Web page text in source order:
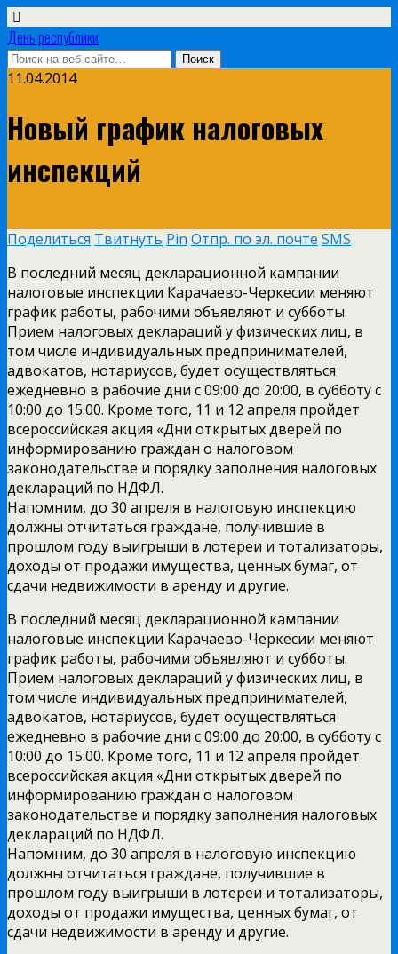
День республики
11.04.2014
Новый график налоговых
инспекций
Поделиться Твитнуть Pin Отпр. по эл. почте SMS
В последний месяц декларационной кампании
налоговые инспекции Карачаево-Черкесии меняют
график работы, рабочими объявляют и субботы.
Прием налоговых деклараций у физических лиц, в
том числе индивидуальных предпринимателей,
адвокатов, нотариусов, будет осуществляться
ежедневно в рабочие дни с 09:00 до 20:00, в субботу с
10:00 до 15:00. Кроме того, 11 и 12 апреля пройдет
всероссийская акция «Дни открытых дверей по
информированию граждан о налоговом
законодательстве и порядку заполнения налоговых
деклараций по НДФЛ.
Напомним, до 30 апреля в налоговую инспекцию
должны отчитаться граждане, получившие в
прошлом году выигрыши в лотереи и тотализаторы,
доходы от продажи имущества, ценных бумаг, от
сдачи недвижимости в аренду и другие.
В последний месяц декларационной кампании
налоговые инспекции Карачаево-Черкесии меняют
график работы, рабочими объявляют и субботы.
Прием налоговых деклараций у физических лиц, в
том числе индивидуальных предпринимателей,
адвокатов, нотариусов, будет осуществляться
ежедневно в рабочие дни с 09:00 до 20:00, в субботу с
10:00 до 15:00. Кроме того, 11 и 12 апреля пройдет
всероссийская акция «Дни открытых дверей по
информированию граждан о налоговом
законодательстве и порядку заполнения налоговых
деклараций по НДФЛ.
Напомним, до 30 апреля в налоговую инспекцию
должны отчитаться граждане, получившие в
прошлом году выигрыши в лотереи и тотализаторы,
доходы от продажи имущества, ценных бумаг, от
сдачи недвижимости в аренду и другие.